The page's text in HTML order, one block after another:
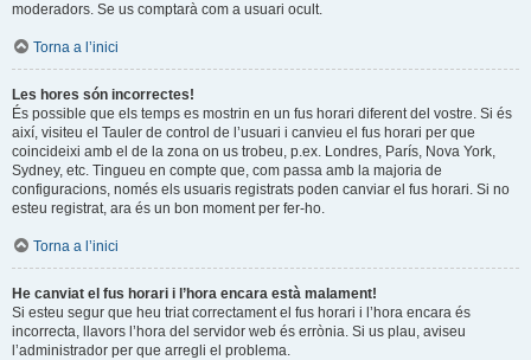
moderadors. Se us comptarà com a usuari ocult.
Torna a l’inici
Les hores són incorrectes!
És possible que els temps es mostrin en un fus horari diferent del vostre. Si és
així, visiteu el Tauler de control de l’usuari i canvieu el fus horari per que
coincideixi amb el de la zona on us trobeu, p.ex. Londres, París, Nova York,
Sydney, etc. Tingueu en compte que, com passa amb la majoria de
configuracions, només els usuaris registrats poden canviar el fus horari. Si no
esteu registrat, ara és un bon moment per fer-ho.
Torna a l’inici
He canviat el fus horari i l’hora encara està malament!
Si esteu segur que heu triat correctament el fus horari i l’hora encara és
incorrecta, llavors l’hora del servidor web és errònia. Si us plau, aviseu
l’administrador per que arregli el problema.